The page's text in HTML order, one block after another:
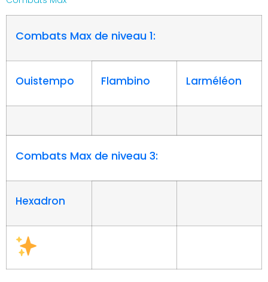
Combats Max de niveau 1:
Ouistempo Flambino Larméléon
Combats Max de niveau 3:
Hexadron